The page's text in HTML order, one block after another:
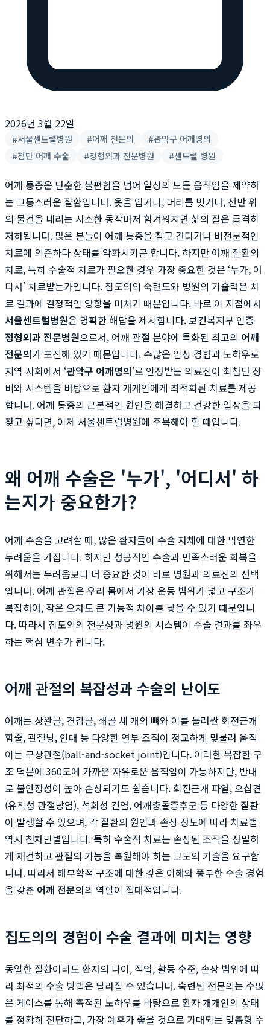
2026년 3월 22일
#서울센트럴병원 #어깨 전문의 #관악구 어깨명의
#첨단 어깨 수술 #정형외과 전문병원 #센트럴 병원
어깨 통증은 단순한 불편함을 넘어 일상의 모든 움직임을 제약하
는 고통스러운 질환입니다. 옷을 입거나, 머리를 빗거나, 선반 위
의 물건을 내리는 사소한 동작마저 힘겨워지면 삶의 질은 급격히
저하됩니다. 많은 분들이 어깨 통증을 참고 견디거나 비전문적인
치료에 의존하다 상태를 악화시키곤 합니다. 하지만 어깨 질환의
치료, 특히 수술적 치료가 필요한 경우 가장 중요한 것은 ‘누가, 어
디서’ 치료받는가입니다. 집도의의 숙련도와 병원의 기술력은 치
료 결과에 결정적인 영향을 미치기 때문입니다. 바로 이 지점에서
서울센트럴병원은 명확한 해답을 제시합니다. 보건복지부 인증
정형외과 전문병원으로서, 어깨 관절 분야에 특화된 최고의 어깨
전문의가 포진해 있기 때문입니다. 수많은 임상 경험과 노하우로
지역 사회에서 ‘관악구 어깨명의’로 인정받는 의료진이 최첨단 장
비와 시스템을 바탕으로 환자 개개인에게 최적화된 치료를 제공
합니다. 어깨 통증의 근본적인 원인을 해결하고 건강한 일상을 되
찾고 싶다면, 이제 서울센트럴병원에 주목해야 할 때입니다.
왜 어깨 수술은 '누가', '어디서' 하
는지가 중요한가?
어깨 수술을 고려할 때, 많은 환자들이 수술 자체에 대한 막연한
두려움을 가집니다. 하지만 성공적인 수술과 만족스러운 회복을
위해서는 두려움보다 더 중요한 것이 바로 병원과 의료진의 선택
입니다. 어깨 관절은 우리 몸에서 가장 운동 범위가 넓고 구조가
복잡하여, 작은 오차도 큰 기능적 차이를 낳을 수 있기 때문입니
다. 따라서 집도의의 전문성과 병원의 시스템이 수술 결과를 좌우
하는 핵심 변수가 됩니다.
어깨 관절의 복잡성과 수술의 난이도
어깨는 상완골, 견갑골, 쇄골 세 개의 뼈와 이를 둘러싼 회전근개
힘줄, 관절낭, 인대 등 다양한 연부 조직이 정교하게 맞물려 움직
이는 구상관절(ball-and-socket joint)입니다. 이러한 복잡한 구
조 덕분에 360도에 가까운 자유로운 움직임이 가능하지만, 반대
로 불안정성이 높아 손상되기도 쉽습니다. 회전근개 파열, 오십견
(유착성 관절낭염), 석회성 건염, 어깨충돌증후군 등 다양한 질환
이 발생할 수 있으며, 각 질환의 원인과 손상 정도에 따라 치료법
역시 천차만별입니다. 특히 수술적 치료는 손상된 조직을 정밀하
게 재건하고 관절의 기능을 복원해야 하는 고도의 기술을 요구합
니다. 따라서 해부학적 구조에 대한 깊은 이해와 풍부한 수술 경험
을 갖춘 어깨 전문의의 역할이 절대적입니다.
집도의의 경험이 수술 결과에 미치는 영향
동일한 질환이라도 환자의 나이, 직업, 활동 수준, 손상 범위에 따
라 최적의 수술 방법은 달라질 수 있습니다. 숙련된 전문의는 수많
은 케이스를 통해 축적된 노하우를 바탕으로 환자 개개인의 상태
를 정확히 진단하고, 가장 예후가 좋을 것으로 기대되는 맞춤형 수